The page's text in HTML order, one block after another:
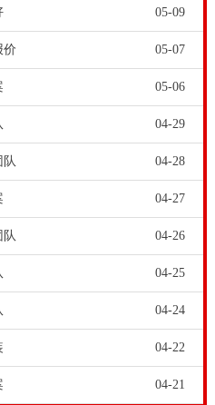
以安装位置要准确，是因为
动吸收的关键构件。专业运
动木地板吸震减震指标起着
配置的时候要也要确保专业
比较好的材料。
05-09
价 05-07
05-06
04-29
队 04-28
04-27
队 04-26
04-25
04-24
04-22
04-21